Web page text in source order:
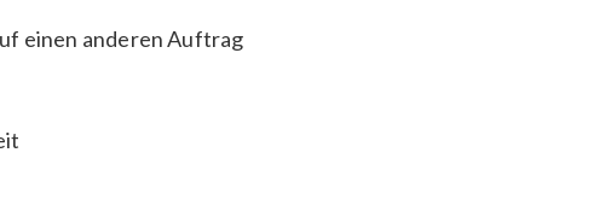
einen anderen Auftrag